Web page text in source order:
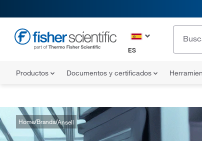
ES
Productos Documentos y certificados
Home Brands Ansell